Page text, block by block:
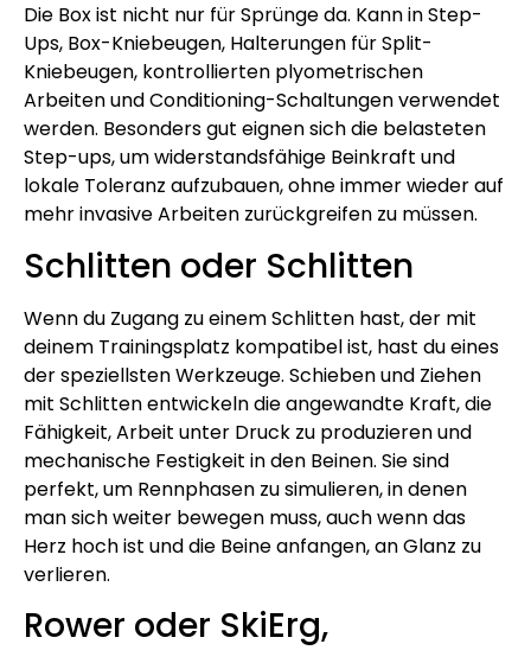
Die Box ist nicht nur für Sprünge da. Kann in Step-
Ups, Box-Kniebeugen, Halterungen für Split-
Kniebeugen, kontrollierten plyometrischen
Arbeiten und Conditioning-Schaltungen verwendet
werden. Besonders gut eignen sich die belasteten
Step-ups, um widerstandsfähige Beinkraft und
lokale Toleranz aufzubauen, ohne immer wieder auf
mehr invasive Arbeiten zurückgreifen zu müssen.
Schlitten oder Schlitten
Wenn du Zugang zu einem Schlitten hast, der mit
deinem Trainingsplatz kompatibel ist, hast du eines
der speziellsten Werkzeuge. Schieben und Ziehen
mit Schlitten entwickeln die angewandte Kraft, die
Fähigkeit, Arbeit unter Druck zu produzieren und
mechanische Festigkeit in den Beinen. Sie sind
perfekt, um Rennphasen zu simulieren, in denen
man sich weiter bewegen muss, auch wenn das
Herz hoch ist und die Beine anfangen, an Glanz zu
verlieren.
Rower oder SkiErg,